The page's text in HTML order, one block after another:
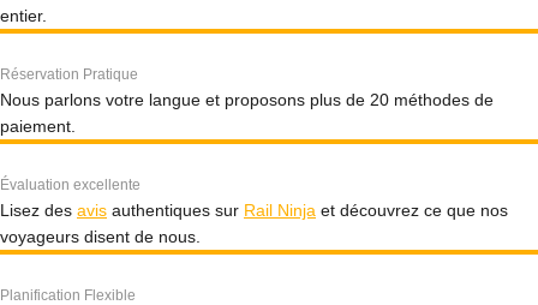
entier.
Réservation Pratique
Nous parlons votre langue et proposons plus de 20 méthodes de
paiement.
Évaluation excellente
Lisez des avis authentiques sur Rail Ninja et découvrez ce que nos
voyageurs disent de nous.
Planification Flexible